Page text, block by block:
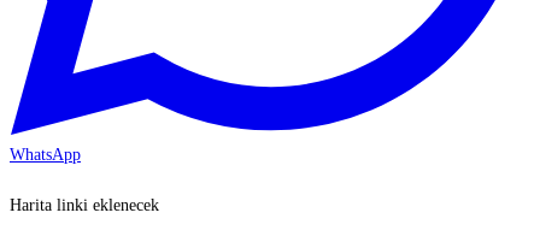
WhatsApp
Harita linki eklenecek